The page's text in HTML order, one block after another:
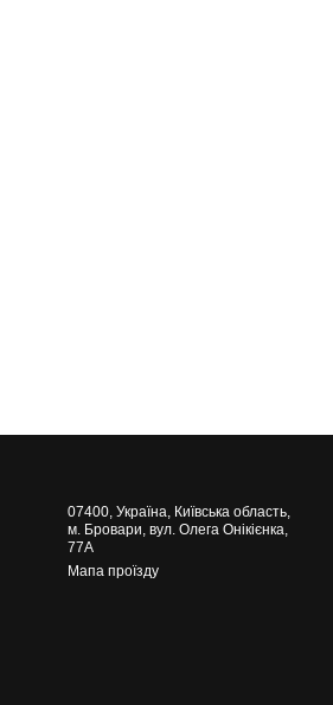
07400, Україна, Київська область,
м. Бровари, вул. Олега Онікієнка,
77А
Мапа проїзду